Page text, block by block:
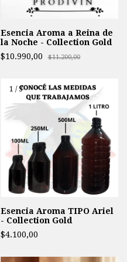
Esencia Aroma a Reina de
la Noche - Collection Gold
$10.990,00
$11.200,00
1 / 3
Esencia Aroma TIPO Ariel
- Collection Gold
$4.100,00